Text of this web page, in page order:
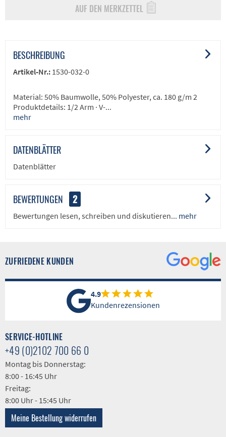
AUF DEN MERKZETTEL
BESCHREIBUNG
Artikel-Nr.: 1530-032-0
Material: 50% Baumwolle, 50% Polyester, ca. 180 g/m 2
Produktdetails: 1/2 Arm · V-...
mehr
DATENBLÄTTER
Datenblätter
BEWERTUNGEN 2
Bewertungen lesen, schreiben und diskutieren... mehr
ZUFRIEDENE KUNDEN
4.9
Kundenrezensionen
SERVICE-HOTLINE
+49 (0)2102 700 66 0
Montag bis Donnerstag:
8:00 - 16:45 Uhr
Freitag:
8:00 Uhr - 15:45 Uhr
Meine Bestellung widerrufen